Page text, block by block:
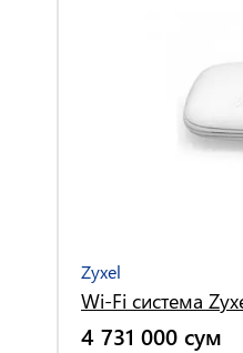
Zyxel
Wi-Fi система
4 731 000 сум